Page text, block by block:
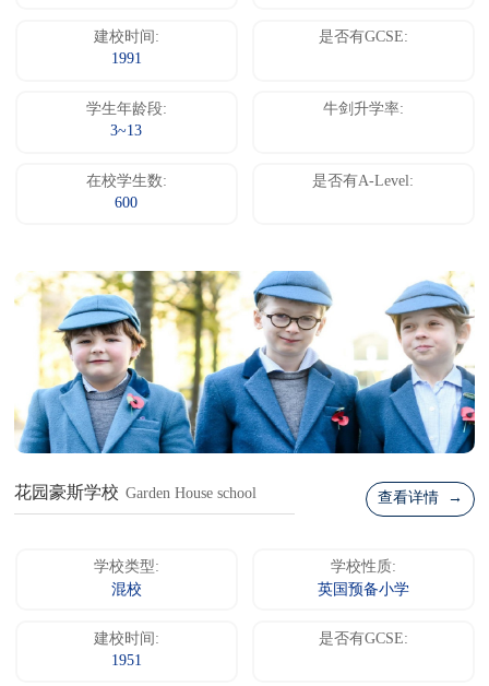
建校时间:
1991
是否有GCSE:
学生年龄段:
3~13
牛剑升学率:
在校学生数:
600
是否有A-Level:
花园豪斯学校 Garden House school 查看详情 →
学校类型:
混校
学校性质:
英国预备小学
建校时间:
1951
是否有GCSE: